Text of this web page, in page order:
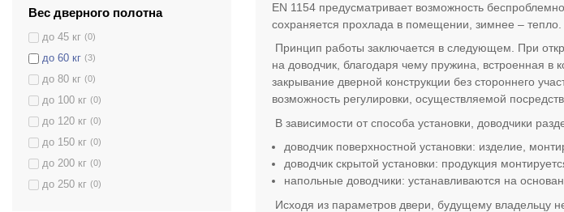
D-4550 (3)
DS-1504 (2)
DS-1554 (5)
DS-1554P (3)
DS-2005V (2)
DS-2050T (3)
DS-2055P (3)
DS-2055V (3)
DS-2550 (3)
Вес дверного полотна
до 45 кг (0)
до 60 кг (3)
до 80 кг (0)
до 100 кг (0)
до 120 кг (0)
до 150 кг (0)
до 200 кг (0)
до 250 кг (0)
EN 1154 предусматривает возможность
сохраняется прохлада в помещении, зимнее –
Принцип работы заключается в следующем. При
на доводчик, благодаря чему пружина, встроенная
закрывание дверной конструкции без стороннего
возможность регулировки, осуществляемой
В зависимости от способа установки, доводчики
доводчик поверхностной установки: изделие,
доводчик скрытой установки: продукция
напольные доводчики: устанавливаются на
Исходя из параметров двери, будущему владельцу